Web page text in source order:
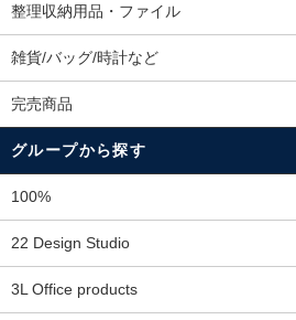
整理収納用品・ファイル
雑貨/バッグ/時計など
完売商品
グループから探す
100%
22 Design Studio
3L Office products